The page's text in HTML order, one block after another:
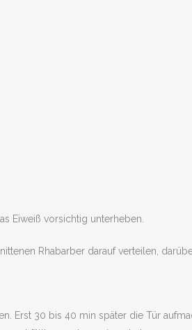
Eiweiß vorsichtig unterheben.
Rhabarber darauf verteilen,
Erst 30 bis 40 min später die Tür